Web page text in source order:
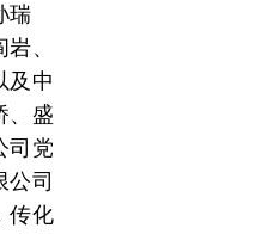
瑞
、
及中
、盛
司党
公司
传化